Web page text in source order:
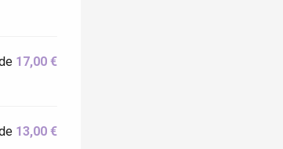
17,00 €
13,00 €